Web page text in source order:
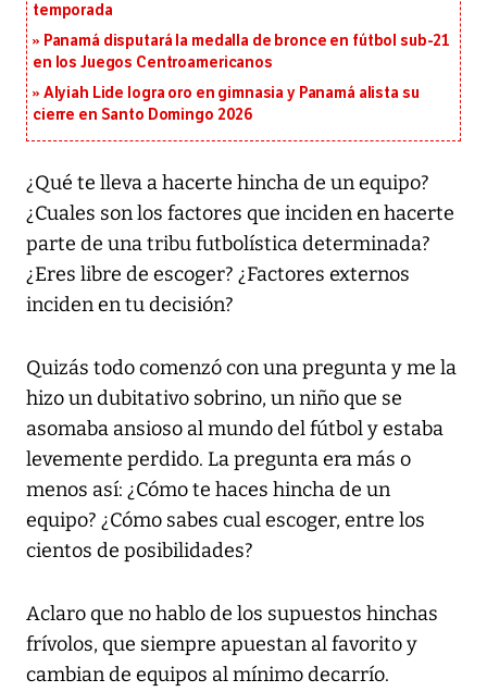
temporada
Panamá disputará la medalla de bronce en fútbol sub-21
en los Juegos Centroamericanos
Alyiah Lide logra oro en gimnasia y Panamá alista su
cierre en Santo Domingo 2026
¿Qué te lleva a hacerte hincha de un equipo?
¿Cuales son los factores que inciden en hacerte
parte de una tribu futbolística determinada?
¿Eres libre de escoger? ¿Factores externos
inciden en tu decisión?
Quizás todo comenzó con una pregunta y me la
hizo un dubitativo sobrino, un niño que se
asomaba ansioso al mundo del fútbol y estaba
levemente perdido. La pregunta era más o
menos así: ¿Cómo te haces hincha de un
equipo? ¿Cómo sabes cual escoger, entre los
cientos de posibilidades?
Aclaro que no hablo de los supuestos hinchas
frívolos, que siempre apuestan al favorito y
cambian de equipos al mínimo decarrío.